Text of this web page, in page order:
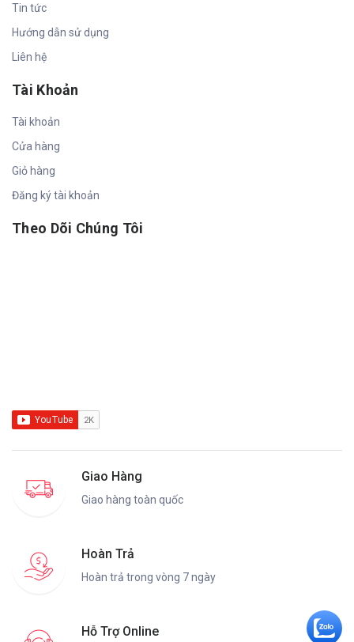
Tin tức
Hướng dẫn sử dụng
Liên hệ
Tài Khoản
Tài khoản
Cửa hàng
Giỏ hàng
Đăng ký tài khoản
Theo Dõi Chúng Tôi
Giao Hàng
Giao hàng toàn quốc
Hoàn Trả
Hoàn trả trong vòng 7 ngày
Hỗ Trợ Online